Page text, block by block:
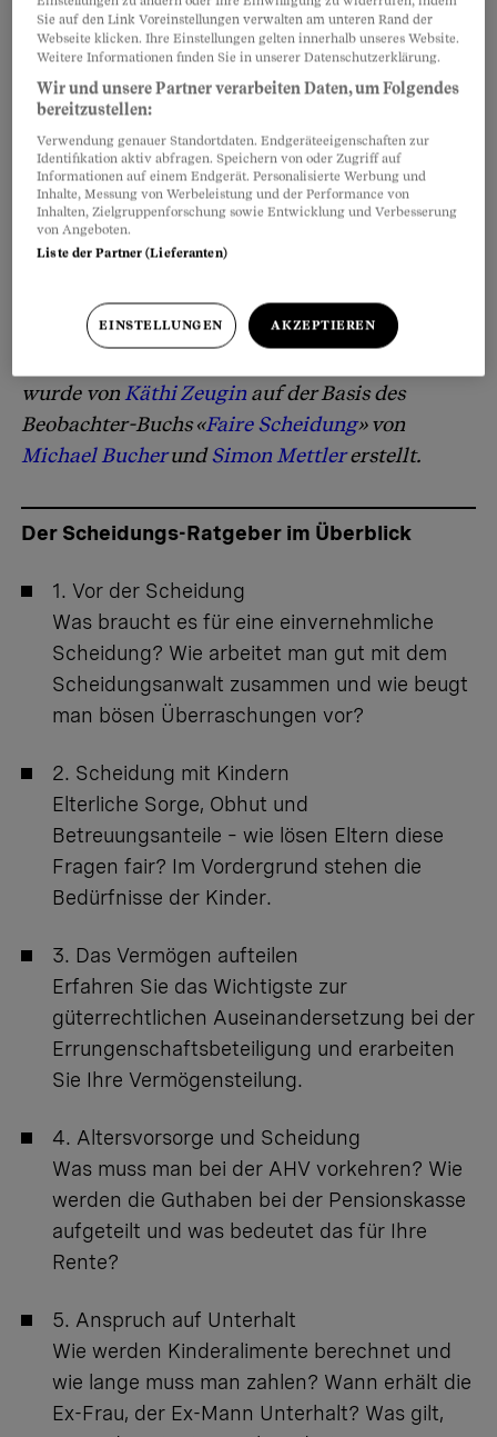
Kein Geld für eine Scheidung?
7. Nach der Scheidung
Versicherungen nach der Scheidung
Alimentenbevorschussung und Alimenteninkasso
Wann kann ein Scheidungsurteil abgeändert werden?
wurde von Käthi Zeugin auf der Basis des
Beobachter-Buchs «Faire Scheidung» von
Michael BucherundSimon Mettlererstellt.
Der Scheidungs-Ratgeber im Überblick
1. Vor der Scheidung
Was braucht es für eine einvernehmliche
Scheidung? Wie arbeitet man gut mit dem
Scheidungsanwalt zusammen und wie beugt
man bösen Überraschungen vor?
2. Scheidung mit Kindern
Elterliche Sorge, Obhut und
Betreuungsanteile – wie lösen Eltern diese
Fragen fair? Im Vordergrund stehen die
Bedürfnisse der Kinder.
3. Das Vermögen aufteilen
Erfahren Sie das Wichtigste zur
güterrechtlichen Auseinandersetzung bei der
Errungenschaftsbeteiligung und erarbeiten
Sie Ihre Vermögensteilung.
4. Altersvorsorge und Scheidung
Was muss man bei der AHV vorkehren? Wie
werden die Guthaben bei der Pensionskasse
aufgeteilt und was bedeutet das für Ihre
Rente?
5. Anspruch auf Unterhalt
Wie werden Kinderalimente berechnet und
wie lange muss man zahlen? Wann erhält die
Ex-Frau, der Ex-Mann Unterhalt? Was gilt,
Sie auf den Link Voreinstellungen verwalten am unteren Rand der
Webseite klicken. Ihre Einstellungen gelten innerhalb unseres Website.
Weitere Informationen finden Sie in unserer Datenschutzerklärung.
Wir und unsere Partner verarbeiten Daten, um Folgendes
bereitzustellen:
Verwendung genauer Standortdaten. Endgeräteeigenschaften zur
Identifikation aktiv abfragen. Speichern von oder Zugriff auf
Informationen auf einem Endgerät. Personalisierte Werbung und
Inhalte, Messung von Werbeleistung und der Performance von
Inhalten, Zielgruppenforschung sowie Entwicklung und Verbesserung
von Angeboten.
Liste der Partner (Lieferanten)
EINSTELLUNGEN AKZEPTIEREN